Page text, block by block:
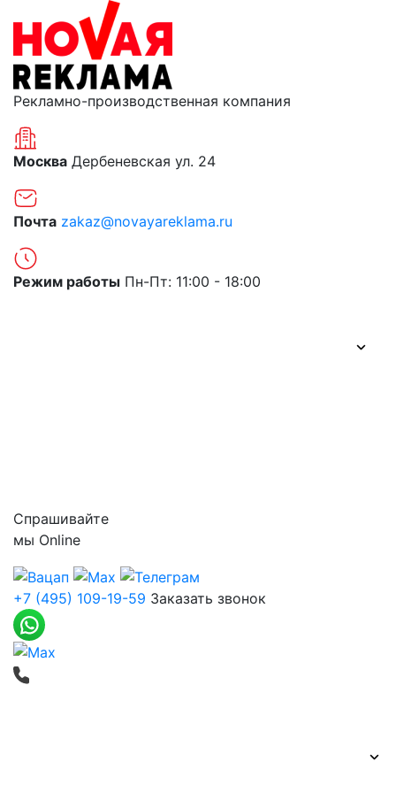
Рекламно-производственная компания
Москва Дербеневская ул. 24
Почта zakaz@novayareklama.ru
Режим работы Пн-Пт: 11:00 - 18:00
Спрашивайте
мы Online
+7 (495) 109-19-59 Заказать звонок